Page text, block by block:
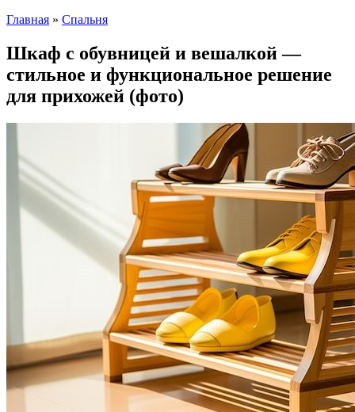
Главная » Спальня
Шкаф с обувницей и вешалкой —
стильное и функциональное решение
для прихожей (фото)